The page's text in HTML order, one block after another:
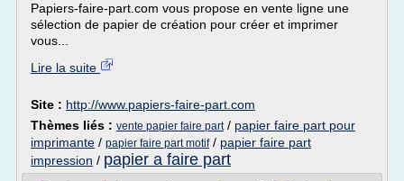
Papiers-faire-part.com vous propose en vente ligne une
sélection de papier de création pour créer et imprimer
vous...
Lire la suite
Site : http://www.papiers-faire-part.com
Thèmes liés : vente papier faire part/ papier faire part pour
imprimante / papier faire part motif/ papier faire part
impression / papier a faire part